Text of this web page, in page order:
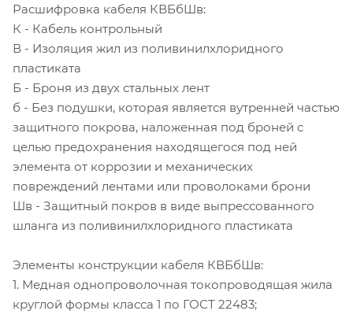
Расшифровка кабеля КВБбШв:
К - Кабель контрольный
В - Изоляция жил из поливинилхлоридного
пластиката
Б - Броня из двух стальных лент
б - Без подушки, которая является вутренней частью
защитного покрова, наложенная под броней с
целью предохранения находящегося под ней
элемента от коррозии и механических
повреждений лентами или проволоками брони
Шв - Защитный покров в виде выпрессованного
шланга из поливинилхлоридного пластиката
Элементы конструкции кабеля КВБбШв:
1. Медная однопроволочная токопроводящая жила
круглой формы класса 1 по ГОСТ 22483;